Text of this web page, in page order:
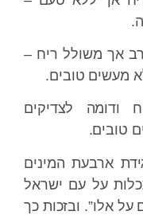
אך משולל ריח –
מעשים טובים.
ודומה לצדיקים
טובים.
ארבעת המינים
על עם ישראל
אלו”. ובזכות כך